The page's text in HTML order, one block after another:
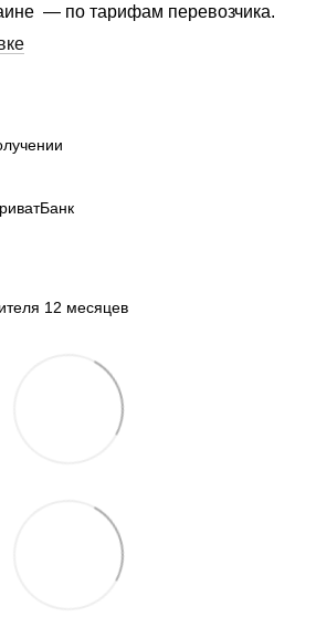
— по тарифам перевозчика.
12 месяцев